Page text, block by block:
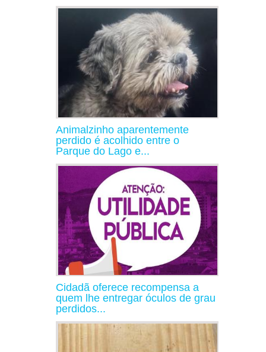
Animalzinho aparentemente
perdido é acolhido entre o
Parque do Lago e...
Cidadã oferece recompensa a
quem lhe entregar óculos de grau
perdidos...